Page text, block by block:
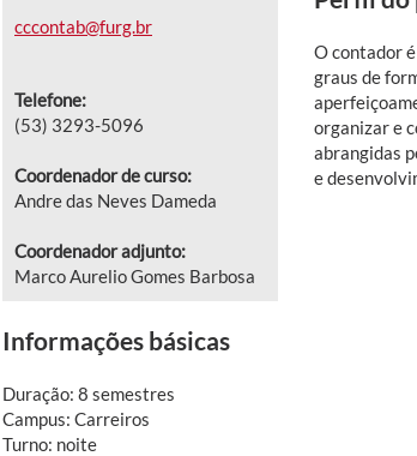
cccontab@furg.br
Telefone:
(53) 3293-5096
Coordenador de curso:
Andre das Neves Dameda
Coordenador adjunto:
Marco Aurelio Gomes Barbosa
Ocontador
graus de
organizar e
abrangidas
e
Informações básicas
Duração: 8 semestres
Campus: Carreiros
Turno: noite